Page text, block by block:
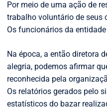
Por meio de uma ação de
trabalho voluntário de seus
Os funcionários da
Na época, a então diretora
alegria, podemos afirmar
reconhecida pela
Os relatórios gerados pelo
estatísticos do bazar